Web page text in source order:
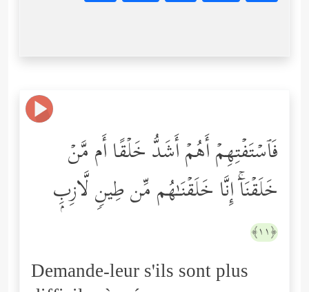
فَٱسۡتَفۡتِهِمۡ أَهُمۡ أَشَدُّ خَلۡقًا أَم مَّنۡ
خَلَقۡنَاۤۚ إِنَّا خَلَقۡنَـٰهُم مِّن طِینࣲ لَّازِبِۭ
﴿١١﴾
Demande-leur s'ils sont plus